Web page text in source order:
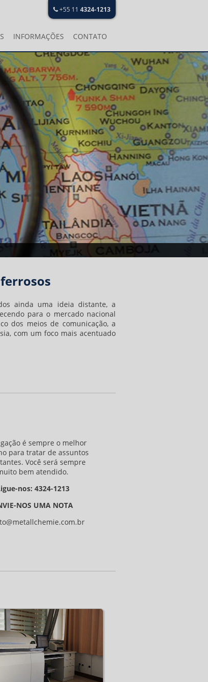
INFORMAÇÕES CONTATO
+55 11 4324-1213
ainda uma ideia distante, a
para o mercado nacional
dos meios de comunicação, a
com um foco mais acentuado
é sempre o melhor
para tratar de assuntos
Você será sempre
bem atendido.
nos: 4324-1213
NOS UMA NOTA